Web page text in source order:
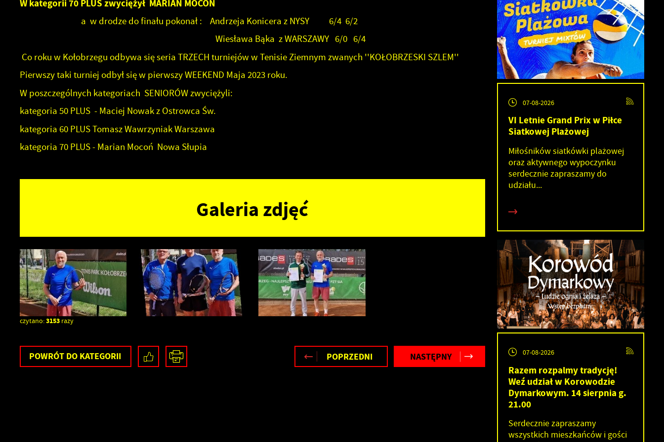
W kategorii 70 PLUS zwyciężył MARIAN MOCOŃ
a w drodze do finału pokonał : Andrzeja Konicera z NYSY 6/4 6/2
Wiesława Bąka z WARSZAWY 6/0 6/4
Co roku w Kołobrzegu odbywa się seria TRZECH turniejów w Tenisie Ziemnym zwanych ''KOŁOBRZESKI SZLEM''
Pierwszy taki turniej odbył się w pierwszy WEEKEND Maja 2023 roku.
W poszczególnych kategoriach SENIORÓW zwyciężyli:
kategoria 50 PLUS - Maciej Nowak z Ostrowca Św.
kategoria 60 PLUS Tomasz Wawrzyniak Warszawa
kategoria 70 PLUS - Marian Mocoń Nowa Słupia
Galeria zdjęć
czytano:3153razy
POWRÓT DO KATEGORII POPRZEDNI NASTĘPNY
07-08-2026
VI Letnie Grand Prix w Piłce
Siatkowej Plażowej
Miłośników siatkówki plażowej
oraz aktywnego wypoczynku
serdecznie zapraszamy do
udziału...
07-08-2026
Razem rozpalmy tradycję!
Weź udział w Korowodzie
Dymarkowym. 14 sierpnia g.
21.00
Serdecznie zapraszamy
wszystkich mieszkańców i gości